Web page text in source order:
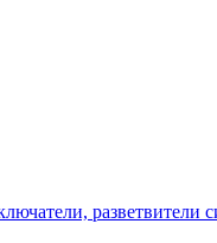
разветвители